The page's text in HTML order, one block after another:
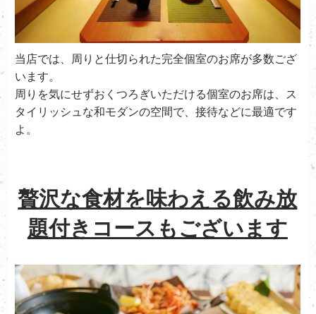
当店では、周りと仕切られた完全個室のお席が多数ござ
います。
周りを気にせずおくつろぎいただける個室のお席は、ス
タイリッシュな和モダンの空間で、接待などに最適です
よ。
贅沢な食材を味わえる飲み放
題付きコースもございます